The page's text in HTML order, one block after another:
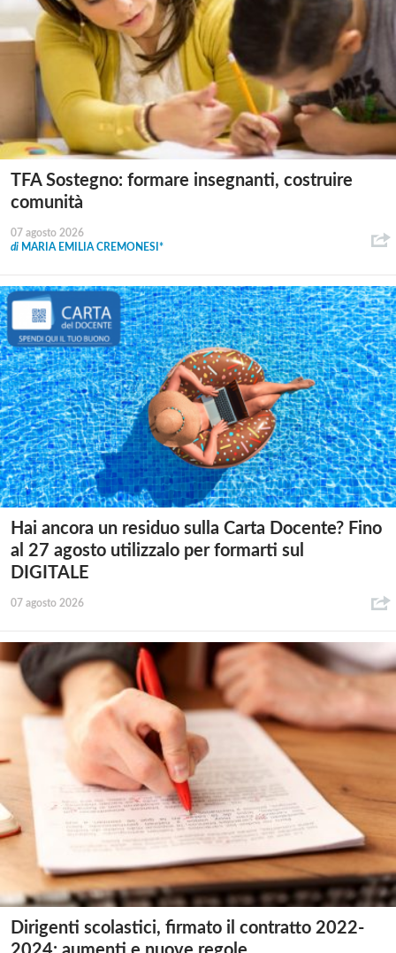
TFA Sostegno: formare insegnanti, costruire
comunità
07 agosto 2026
di MARIA EMILIA CREMONESI*
Hai ancora un residuo sulla Carta Docente? Fino
al 27 agosto utilizzalo per formarti sul
DIGITALE
07 agosto 2026
Dirigenti scolastici, firmato il contratto 2022-